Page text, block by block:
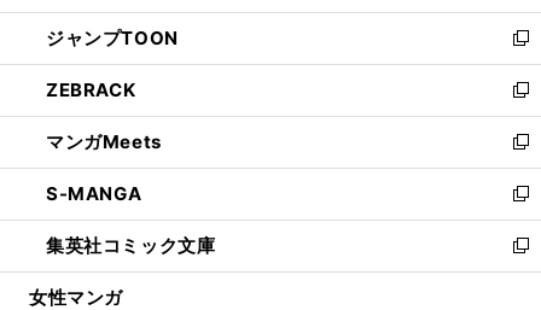
開
く
ウ
で
開
く
ン
ド
ウ
で
開
く
ウ
ィ
ン
ド
ウ
で
開
く
し
い
ウ
ィ
ン
ド
ウ
で
開
く
ジャンプTOON
新
し
い
ウ
ィ
ン
ド
ウ
で
開
ZEBRACK
新
し
い
ウ
ィ
ン
ド
ウ
マンガMeets
新
し
い
ウ
ィ
ン
S-MANGA
新
し
い
ウ
集英社コミック文庫
新
し
女性マンガ